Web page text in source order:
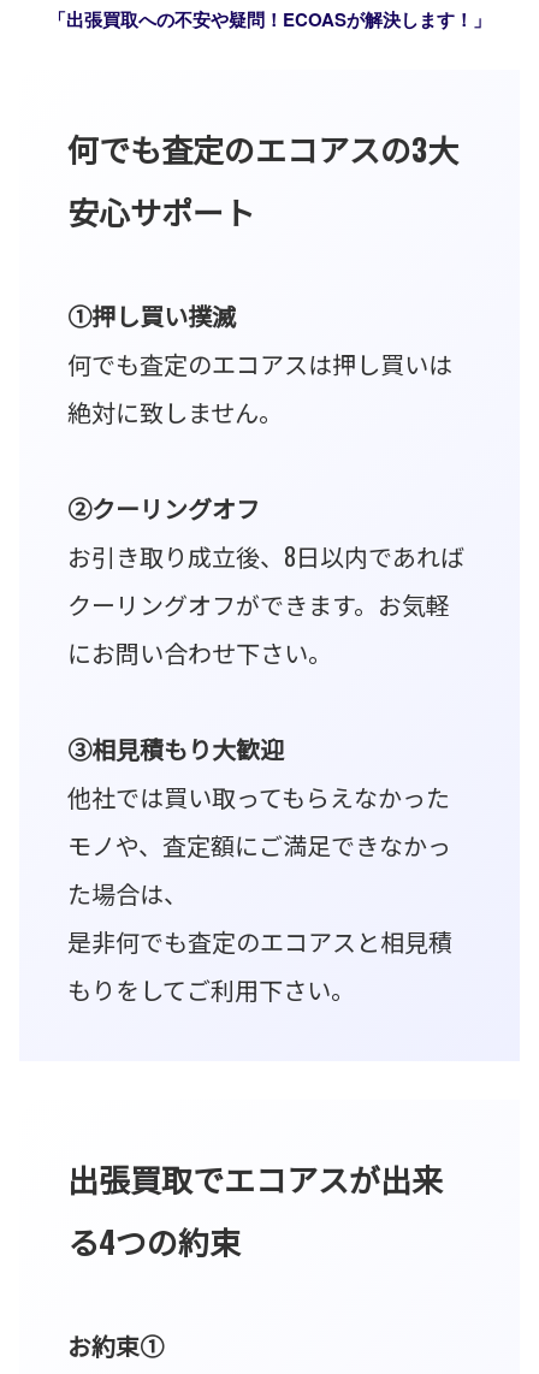
「出張買取への不安や疑問！ECOASが解決します！」
何でも査定のエコアスの3大
安心サポート
①押し買い撲滅
何でも査定のエコアスは押し買いは
絶対に致しません。
②クーリングオフ
お引き取り成立後、8日以内であれば
クーリングオフができます。お気軽
にお問い合わせ下さい。
③相見積もり大歓迎
他社では買い取ってもらえなかった
モノや、査定額にご満足できなかっ
た場合は、
是非何でも査定のエコアスと相見積
もりをしてご利用下さい。
出張買取でエコアスが出来
る4つの約束
お約束①